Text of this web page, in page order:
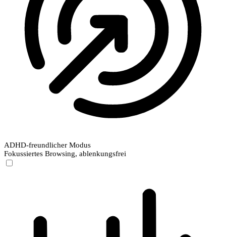
ADHD-freundlicher Modus
Fokussiertes Browsing, ablenkungsfrei